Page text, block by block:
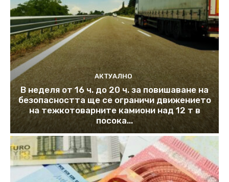
АКТУАЛНО
В неделя от 16 ч. до 20 ч. за повишаване на
безопасността ще се ограничи движението
на тежкотоварните камиони над 12 т в
посока...